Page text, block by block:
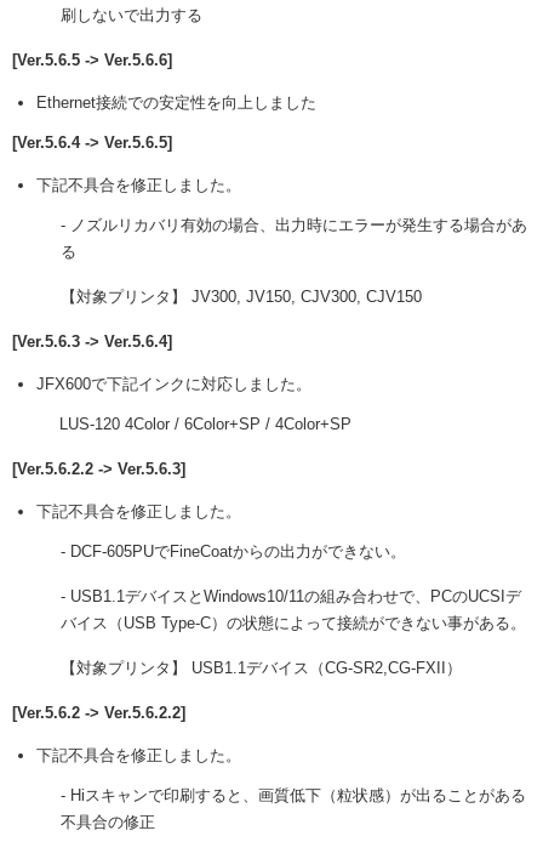
刷しないで出力する
[Ver.5.6.5 -> Ver.5.6.6]
Ethernet接続での安定性を向上しました
[Ver.5.6.4 -> Ver.5.6.5]
下記不具合を修正しました。
- ノズルリカバリ有効の場合、出力時にエラーが発生する場合があ
る
【対象プリンタ】 JV300, JV150, CJV300, CJV150
[Ver.5.6.3 -> Ver.5.6.4]
JFX600で下記インクに対応しました。
LUS-120 4Color / 6Color+SP / 4Color+SP
[Ver.5.6.2.2 -> Ver.5.6.3]
下記不具合を修正しました。
- DCF-605PUでFineCoatからの出力ができない。
- USB1.1デバイスとWindows10/11の組み合わせで、PCのUCSIデ
バイス（USB Type-C）の状態によって接続ができない事がある。
【対象プリンタ】 USB1.1デバイス（CG-SR2,CG-FXII）
[Ver.5.6.2 -> Ver.5.6.2.2]
下記不具合を修正しました。
- Hiスキャンで印刷すると、画質低下（粒状感）が出ることがある
不具合の修正